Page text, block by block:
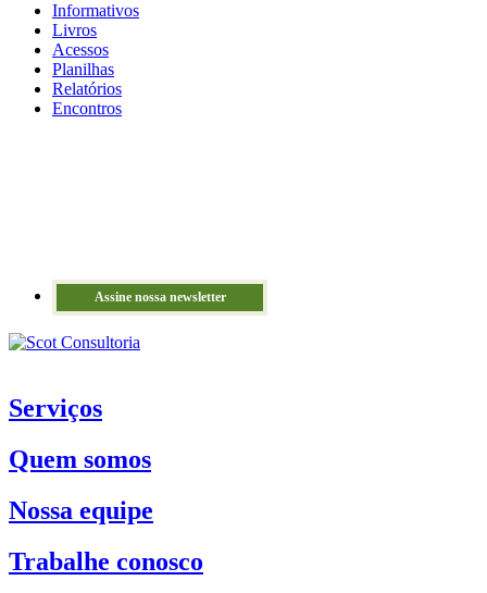
Informativos
Livros
Acessos
Planilhas
Relatórios
Encontros
Assine nossa newsletter
Serviços
Quem somos
Nossa equipe
Trabalhe conosco